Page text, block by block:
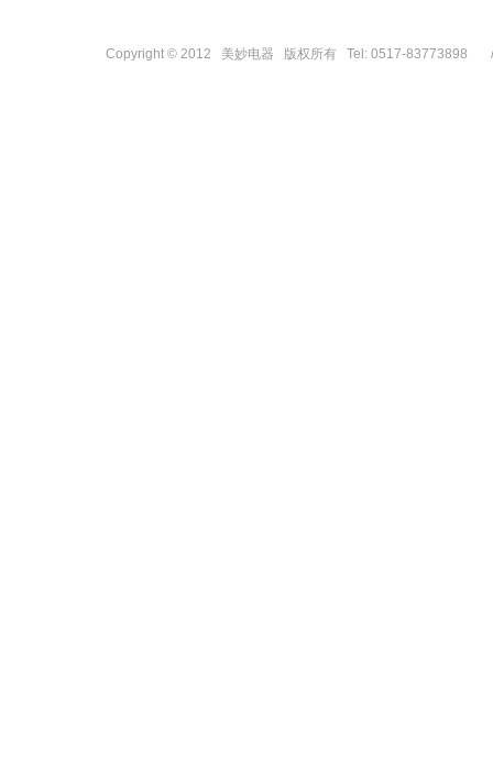
Copyright © 2012 美妙电器 版权所有 Tel: 0517-